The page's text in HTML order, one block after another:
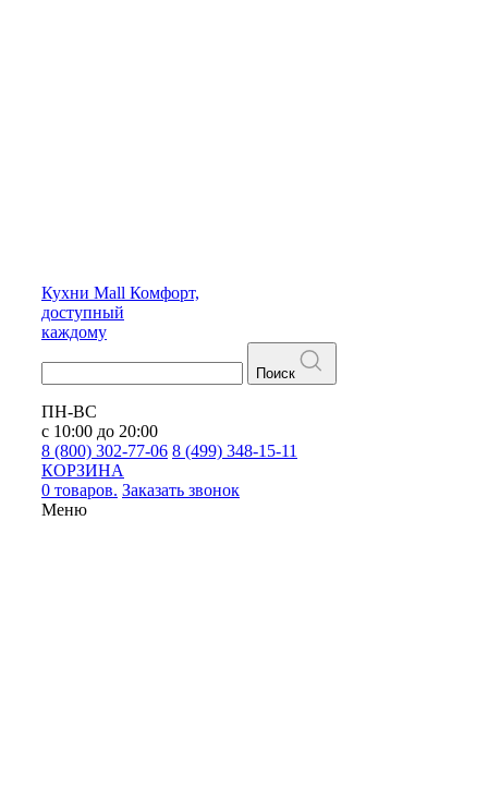
Кухни Mall Комфорт,
доступный
каждому
Поиск
ПН-ВС
с 10:00 до 20:00
8 (800) 302-77-06 8 (499) 348-15-11
КОРЗИНА
0 товаров. Заказать звонок
Меню